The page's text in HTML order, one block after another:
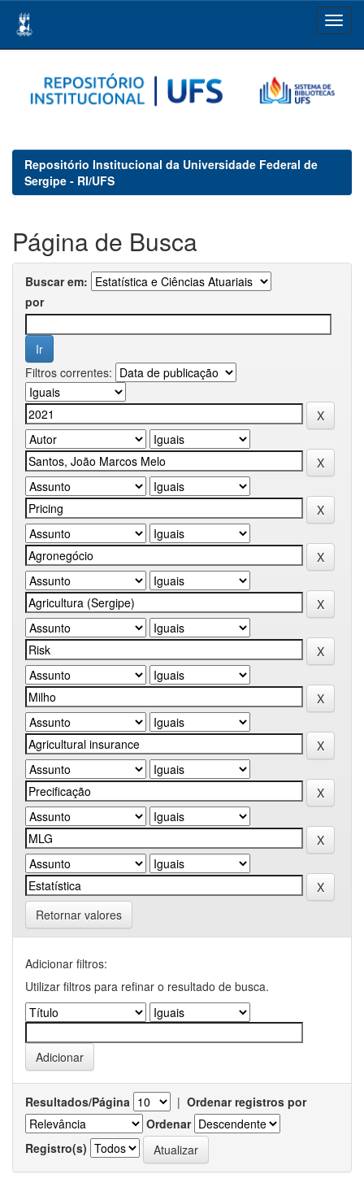
navigation
Repositório Institucional da Universidade Federal de
Sergipe - RI/UFS
Página de Busca
Buscar em:
por
Filtros correntes:
Retornar valores
Adicionar filtros:
Utilizar filtros para refinar o resultado de busca.
Resultados/Página | Ordenar registros por
Ordenar
Registro(s)